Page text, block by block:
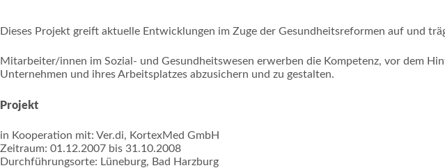
Dieses Projekt greift aktuelle Entwicklungen im Zuge der Gesundheitsreformen auf und
Mitarbeiter/innen im Sozial- und Gesundheitswesen erwerben die Kompetenz, vor dem
Unternehmen und ihres Arbeitsplatzes abzusichern und zu gestalten.
Projekt
in Kooperation mit: Ver.di, KortexMed GmbH
Zeitraum: 01.12.2007 bis 31.10.2008
Durchführungsorte: Lüneburg, Bad Harzburg